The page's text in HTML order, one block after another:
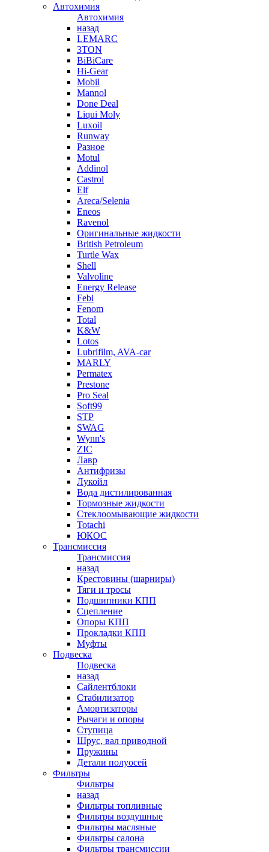
Автохимия
Автохимия
назад
LEMARC
3TON
BiBiCare
Hi-Gear
Mobil
Mannol
Done Deal
Liqui Moly
Luxoil
Runway
Разное
Motul
Addinol
Castrol
Elf
Areca/Selenia
Eneos
Ravenol
Оригинальные жидкости
British Petroleum
Turtle Wax
Shell
Valvoline
Energy Release
Febi
Fenom
Total
K&W
Lotos
Lubrifilm, AVA-car
MARLY
Permatex
Prestone
Pro Seal
Soft99
STP
SWAG
Wynn's
ZIC
Лавр
Антифризы
Лукойл
Вода дистилированная
Тормозные жидкости
Стеклоомывающие жидкости
Totachi
ЮКОС
Трансмиссия
Трансмиссия
назад
Крестовины (шарниры)
Тяги и тросы
Подшипники КПП
Сцепление
Опоры КПП
Прокладки КПП
Муфты
Подвеска
Подвеска
назад
Сайлентблоки
Стабилизатор
Амортизаторы
Рычаги и опоры
Ступица
Шрус, вал приводной
Пружины
Детали полуосей
Фильтры
Фильтры
назад
Фильтры топливные
Фильтры воздушные
Фильтры масляные
Фильтры салона
Фильтры трансмиссии